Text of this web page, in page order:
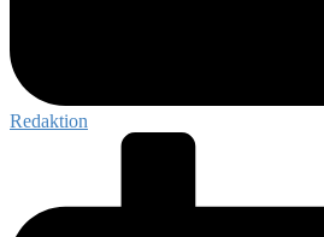
Redaktion